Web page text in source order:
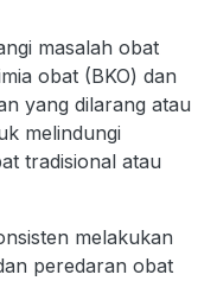
masalah obat
obat (BKO) dan
yang dilarang atau
melindungi
tradisional atau
melakukan
peredaran obat